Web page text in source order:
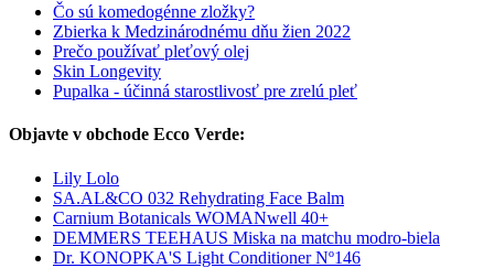
Čo sú komedogénne zložky?
Zbierka k Medzinárodnému dňu žien 2022
Prečo používať pleťový olej
Skin Longevity
Pupalka - účinná starostlivosť pre zrelú pleť
Objavte v obchode Ecco Verde:
Lily Lolo
SA.AL&CO 032 Rehydrating Face Balm
Carnium Botanicals WOMANwell 40+
DEMMERS TEEHAUS Miska na matchu modro-biela
Dr. KONOPKA'S Light Conditioner Nº146